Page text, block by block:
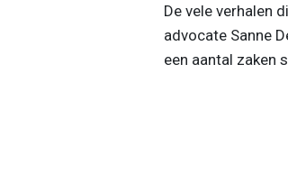
De vele verhalen
advocate Sanne
een aantal zaken